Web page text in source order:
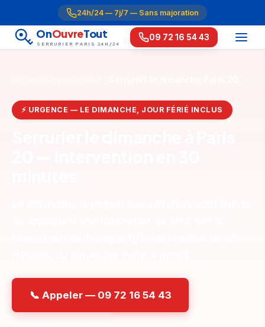
24h/24 — 7j/7 — Sans majoration
OnOuvreTout
SERRURIER PARIS 24H/24
09 72 16 54 43
⚡ URGENCE — LE DIMANCHE, JOUR FÉRIÉ INCLUS
📞 Appeler — 09 72 16 54 43